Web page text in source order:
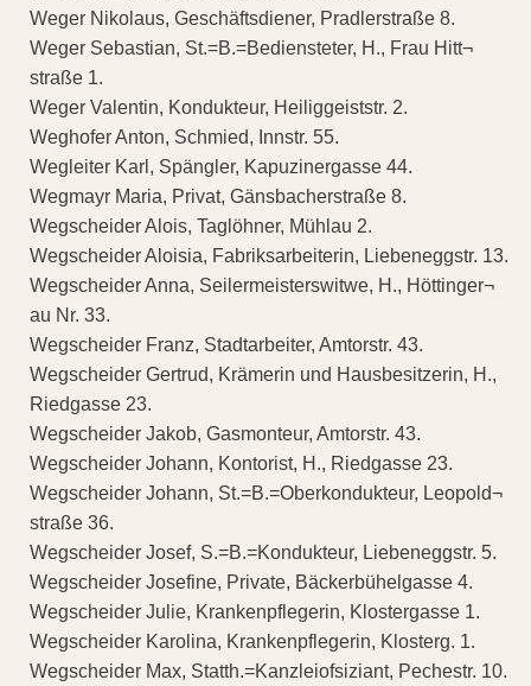
Weger Nikolaus, Geschäftsdiener, Pradlerstraße 8.
Weger Sebastian, St.=B.=Bediensteter, H., Frau Hitt¬
straße 1.
Weger Valentin, Kondukteur, Heiliggeiststr. 2.
Weghofer Anton, Schmied, Innstr. 55.
Wegleiter Karl, Spängler, Kapuzinergasse 44.
Wegmayr Maria, Privat, Gänsbacherstraße 8.
Wegscheider Alois, Taglöhner, Mühlau 2.
Wegscheider Aloisia, Fabriksarbeiterin, Liebeneggstr. 13.
Wegscheider Anna, Seilermeisterswitwe, H., Höttinger¬
au Nr. 33.
Wegscheider Franz, Stadtarbeiter, Amtorstr. 43.
Wegscheider Gertrud, Krämerin und Hausbesitzerin, H.,
Riedgasse 23.
Wegscheider Jakob, Gasmonteur, Amtorstr. 43.
Wegscheider Johann, Kontorist, H., Riedgasse 23.
Wegscheider Johann, St.=B.=Oberkondukteur, Leopold¬
straße 36.
Wegscheider Josef, S.=B.=Kondukteur, Liebeneggstr. 5.
Wegscheider Josefine, Private, Bäckerbühelgasse 4.
Wegscheider Julie, Krankenpflegerin, Klostergasse 1.
Wegscheider Karolina, Krankenpflegerin, Klosterg. 1.
Wegscheider Max, Statth.=Kanzleiofsiziant, Pechestr. 10.